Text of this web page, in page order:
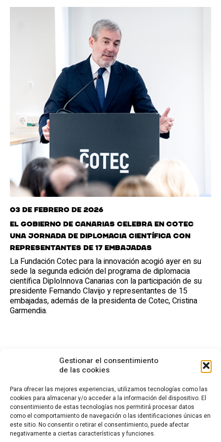
Gestionar el consentimiento
de las cookies
Para ofrecer las mejores experiencias, utilizamos tecnologías como las
cookies para almacenar y/o acceder a la información del dispositivo. El
consentimiento de estas tecnologías nos permitirá procesar datos
como el comportamiento de navegación o las identificaciones únicas en
este sitio. No consentir o retirar el consentimiento, puede afectar
negativamente a ciertas características y funciones.
03 de febrero de 2026
El Gobierno de Canarias celebra en Cotec
una jornada de diplomacia científica con
representantes de 17 embajadas
La Fundación Cotec para la innovación acogió ayer en su
sede la segunda edición del programa de diplomacia
científica DiploInnova Canarias con la participación de su
presidente Fernando Clavijo y representantes de 15
embajadas, además de la presidenta de Cotec, Cristina
Garmendia.
CONTACTO
Calle Cea Bermúdez, 3
28003 - Madrid. España